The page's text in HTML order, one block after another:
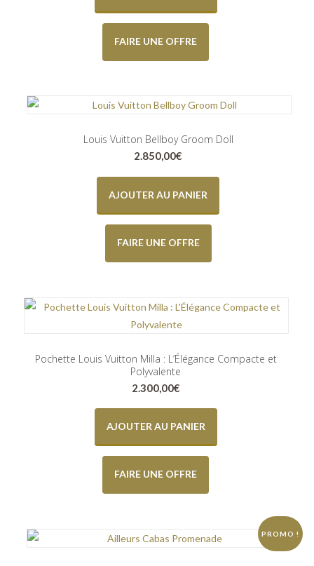
FAIRE UNE OFFRE
Louis Vuitton Bellboy Groom Doll
2.850,00€
AJOUTER AU PANIER
FAIRE UNE OFFRE
Pochette Louis Vuitton Milla : L’Élégance Compacte et
Polyvalente
2.300,00€
AJOUTER AU PANIER
FAIRE UNE OFFRE
PROMO !